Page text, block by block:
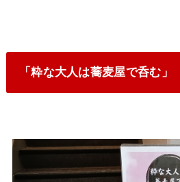
「粋な大人は蕎麦屋で呑む」